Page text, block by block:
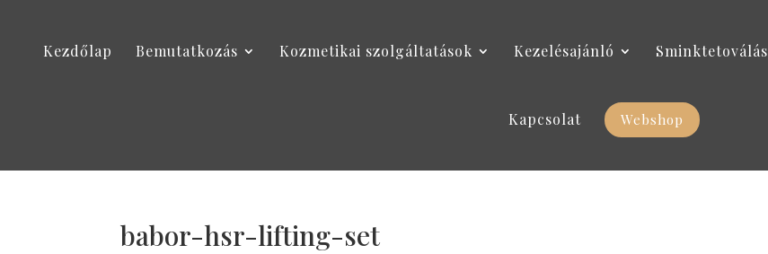
Kezdőlap Bemutatkozás Kozmetikai szolgáltatások Kezelésajánló Sminktetoválás
Kapcsolat Webshop
babor-hsr-lifting-set